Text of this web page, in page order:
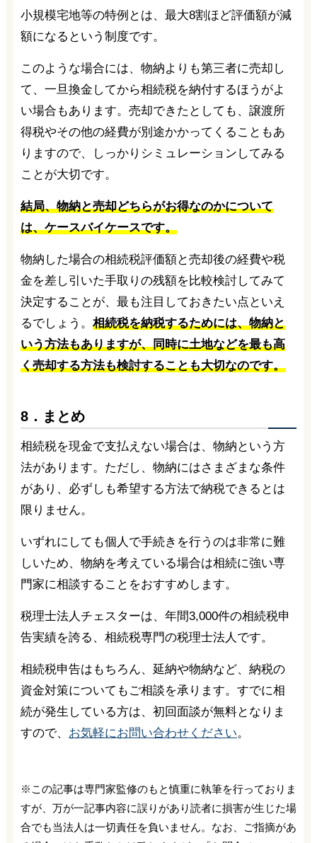
小規模宅地等の特例とは、最大8割ほど評価額が減
額になるという制度です。
このような場合には、物納よりも第三者に売却し
て、一旦換金してから相続税を納付するほうがよ
い場合もあります。売却できたとしても、譲渡所
得税やその他の経費が別途かかってくることもあ
りますので、しっかりシミュレーションしてみる
ことが大切です。
結局、物納と売却どちらがお得なのかについて
は、ケースバイケースです。
物納した場合の相続税評価額と売却後の経費や税
金を差し引いた手取りの残額を比較検討してみて
決定することが、最も注目しておきたい点といえ
るでしょう。 相続税を納税するためには、物納と
いう方法もありますが、同時に土地などを最も高
く売却する方法も検討することも大切なのです。
8．まとめ
相続税を現金で支払えない場合は、物納という方
法があります。ただし、物納にはさまざまな条件
があり、必ずしも希望する方法で納税できるとは
限りません。
いずれにしても個人で手続きを行うのは非常に難
しいため、物納を考えている場合は相続に強い専
門家に相談することをおすすめします。
税理士法人チェスターは、年間3,000件の相続税申
告実績を誇る、相続税専門の税理士法人です。
相続税申告はもちろん、延納や物納など、納税の
資金対策についてもご相談を承ります。すでに相
続が発生している方は、初回面談が無料となりま
すので、 お気軽にお問い合わせください。
※この記事は専門家監修のもと慎重に執筆を行っておりま
すが、万が一記事内容に誤りがあり読者に損害が生じた場
合でも当法人は一切責任を負いません。なお、ご指摘があ